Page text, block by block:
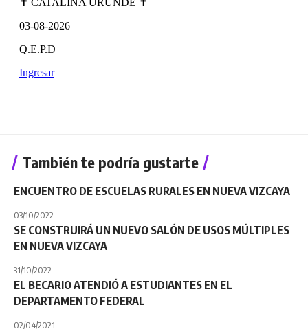
También te podría gustarte
ENCUENTRO DE ESCUELAS RURALES EN NUEVA VIZCAYA
03/10/2022
SE CONSTRUIRÁ UN NUEVO SALÓN DE USOS MÚLTIPLES
EN NUEVA VIZCAYA
31/10/2022
EL BECARIO ATENDIÓ A ESTUDIANTES EN EL
DEPARTAMENTO FEDERAL
02/04/2021